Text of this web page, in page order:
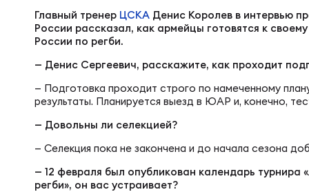
Контакты
Главный тренер ЦСКА Денис Королев в интервью
России рассказал, как армейцы готовятся к
России по регби.
— Денис Сергеевич, расскажите, как проходит
— Подготовка проходит строго по намеченному
результаты. Планируется выезд в ЮАР и, конечно,
— Довольны ли селекцией?
— Селекция пока не закончена и до начала сезона
— 12 февраля был опубликован календарь турнира
регби», он вас устраивает?